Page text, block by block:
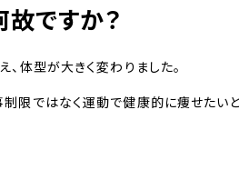
ですか？
体型が大きく変わりました。
制限ではなく運動で健康的に痩せたい